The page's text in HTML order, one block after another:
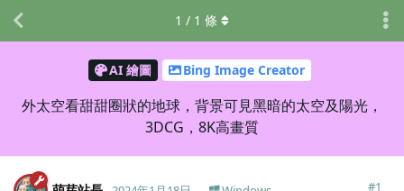
AI 繪圖 Bing Image Creator
外太空看甜甜圈狀的地球，背景可見黑暗的太空及陽光，
3DCG，8K高畫質
1 / 1 條
#1